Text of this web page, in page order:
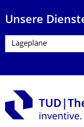
Unsere